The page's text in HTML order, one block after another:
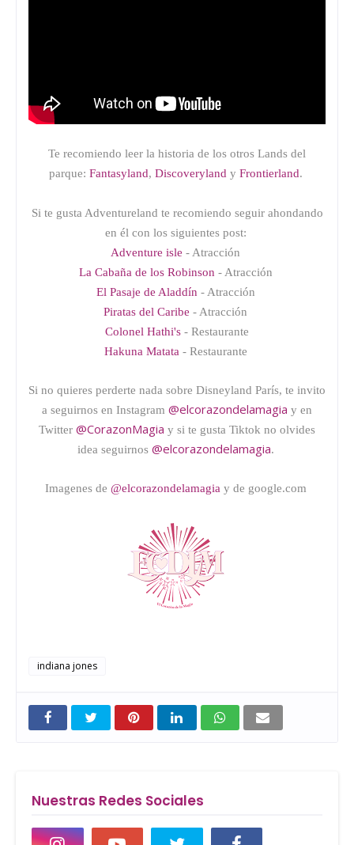
Te recomiendo leer la historia de los otros Lands del
parque: Fantasyland, Discoveryland y Frontierland.
Si te gusta Adventureland te recomiendo seguir ahondando
en él con los siguientes post:
Adventure isle - Atracción
La Cabaña de los Robinson - Atracción
El Pasaje de Aladdín - Atracción
Piratas del Caribe - Atracción
Colonel Hathi's - Restaurante
Hakuna Matata - Restaurante
Si no quieres perderte nada sobre Disneyland París, te invito
a seguirnos en Instagram @elcorazondelamagia y en
Twitter @CorazonMagia y si te gusta Tiktok no olvides
idea seguirnos @elcorazondelamagia.
Imagenes de @elcorazondelamagia y de google.com
indiana jones
Nuestras Redes Sociales